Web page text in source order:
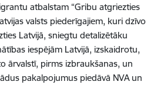
atbalstam “Gribu atgriezties
valsts piederīgajiem, kuri dzīvo
Latvijā, sniegtu detalizētāku
iespējām Latvijā, izskaidrotu,
ārvalstī, pirms izbraukšanas, un
pakalpojumus piedāvā NVA un